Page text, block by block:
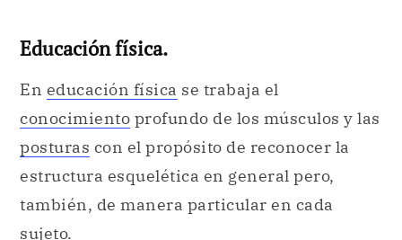
Educación física.
En educación física se trabaja el
conocimiento profundo de los músculos y las
posturas con el propósito de reconocer la
estructura esquelética en general pero,
también, de manera particular en cada
sujeto.